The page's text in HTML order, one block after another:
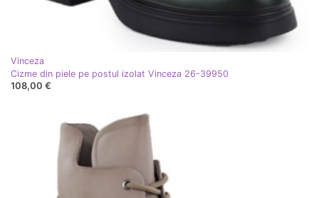
Vinceza
Cizme din piele pe postul izolat Vinceza 26-39950
108,00 €